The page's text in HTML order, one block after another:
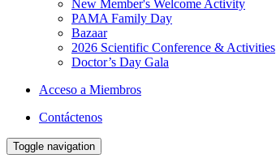
New Member's Welcome Activity
PAMA Family Day
Bazaar
2026 Scientific Conference & Activities
Doctor’s Day Gala
Acceso a Miembros
Contáctenos
Toggle navigation